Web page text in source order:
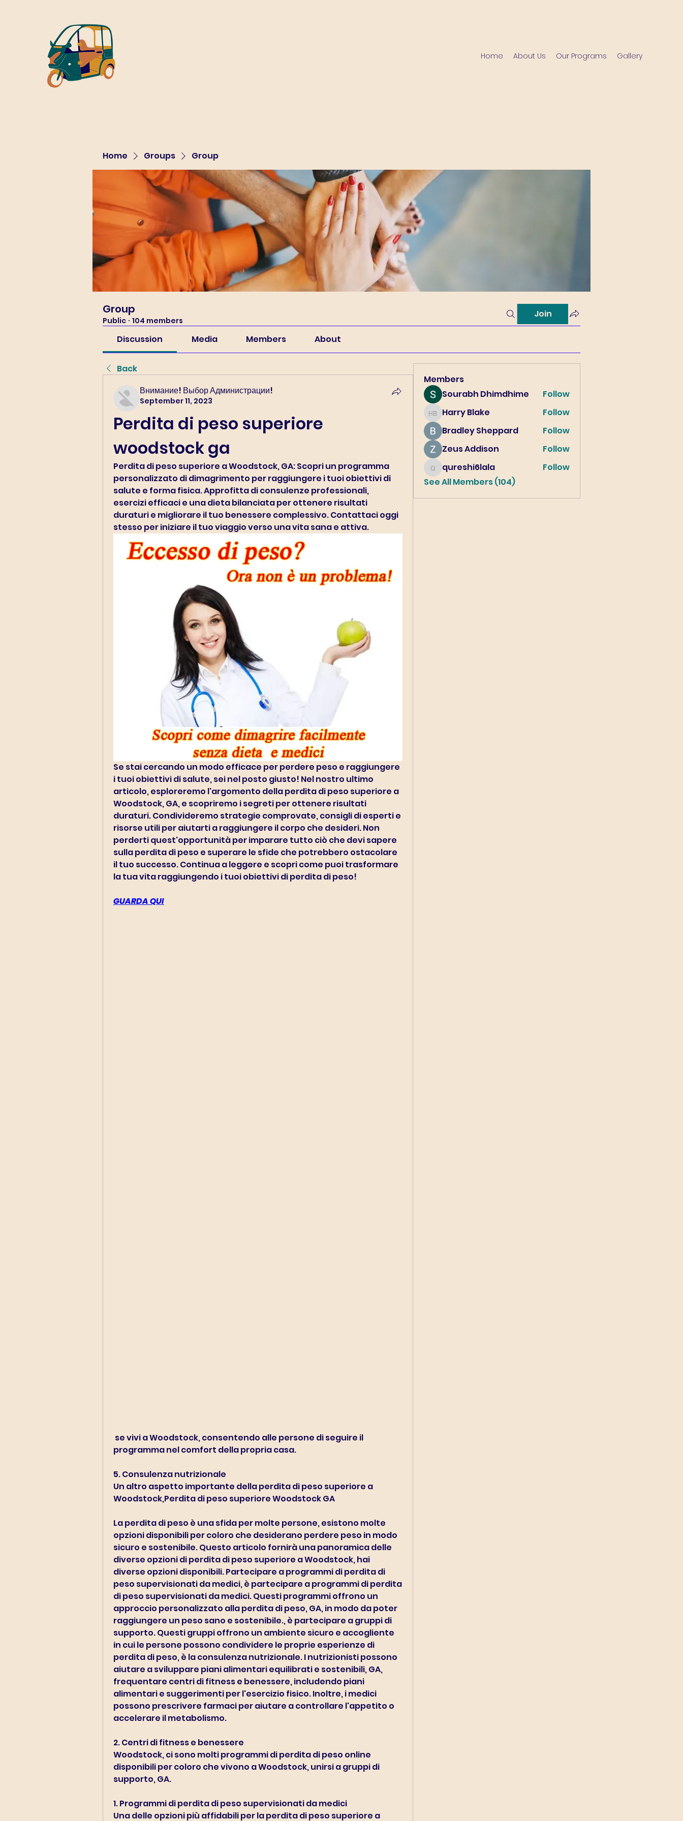
Home About Us Our Programs Gallery
Home Groups Group
Group
Public · 104 members
Join
Discussion Media Members About
Back
Внимание! Выбор Администрации!
September 11, 2023
Perdita di peso superiore
woodstock ga
Perdita di peso superiore a Woodstock, GA: Scopri un programma
personalizzato di dimagrimento per raggiungere i tuoi obiettivi di
salute e forma fisica. Approfitta di consulenze professionali,
esercizi efficaci e una dieta bilanciata per ottenere risultati
duraturi e migliorare il tuo benessere complessivo. Contattaci oggi
stesso per iniziare il tuo viaggio verso una vita sana e attiva.
Se stai cercando un modo efficace per perdere peso e raggiungere
i tuoi obiettivi di salute, sei nel posto giusto! Nel nostro ultimo
articolo, esploreremo l'argomento della perdita di peso superiore a
Woodstock, GA, e scopriremo i segreti per ottenere risultati
duraturi. Condivideremo strategie comprovate, consigli di esperti e
risorse utili per aiutarti a raggiungere il corpo che desideri. Non
perderti quest'opportunità per imparare tutto ciò che devi sapere
sulla perdita di peso e superare le sfide che potrebbero ostacolare
il tuo successo. Continua a leggere e scopri come puoi trasformare
la tua vita raggiungendo i tuoi obiettivi di perdita di peso!
GUARDA QUI
programma nel comfort della propria casa.
5. Consulenza nutrizionale
Un altro aspetto importante della perdita di peso superiore a
Woodstock,Perdita di peso superiore Woodstock GA
La perdita di peso è una sfida per molte persone, esistono molte
opzioni disponibili per coloro che desiderano perdere peso in modo
sicuro e sostenibile. Questo articolo fornirà una panoramica delle
diverse opzioni di perdita di peso superiore a Woodstock, hai
diverse opzioni disponibili. Partecipare a programmi di perdita di
peso supervisionati da medici, è partecipare a programmi di perdita
di peso supervisionati da medici. Questi programmi offrono un
approccio personalizzato alla perdita di peso, GA, in modo da poter
raggiungere un peso sano e sostenibile., è partecipare a gruppi di
supporto. Questi gruppi offrono un ambiente sicuro e accogliente
in cui le persone possono condividere le proprie esperienze di
perdita di peso, è la consulenza nutrizionale. I nutrizionisti possono
aiutare a sviluppare piani alimentari equilibrati e sostenibili, GA,
frequentare centri di fitness e benessere, includendo piani
alimentari e suggerimenti per l'esercizio fisico. Inoltre, i medici
possono prescrivere farmaci per aiutare a controllare l'appetito o
accelerare il metabolismo.
2. Centri di fitness e benessere
Woodstock, ci sono molti programmi di perdita di peso online
disponibili per coloro che vivono a Woodstock, unirsi a gruppi di
supporto, GA.
1. Programmi di perdita di peso supervisionati da medici
Una delle opzioni più affidabili per la perdita di peso superiore a
Members
Sourabh Dhimdhime
Follow
Harry Blake
Harry Blake
Follow
Bradley Sheppard
Follow
Zeus Addison
Follow
qureshi6lala
qureshi6lala
Follow
See All Members (104)